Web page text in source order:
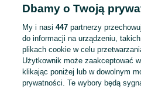
Gdańsk,
Altana
altany,
5 800
Dbamy o Twoją
My i nasi447 partnerzy
do informacji na urządzeniu,
plikach cookie w celu
Użytkownik może zaakceptować
klikając poniżej lub w dowolnym
prywatności. Te wybory będą